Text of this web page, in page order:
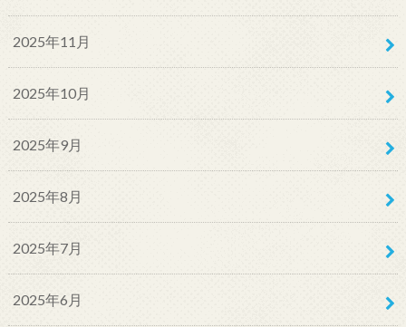
2025年11月
2025年10月
2025年9月
2025年8月
2025年7月
2025年6月